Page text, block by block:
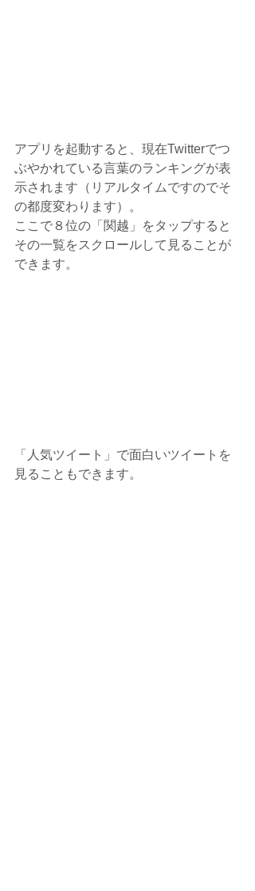
アプリを起動すると、現在Twitterでつ
ぶやかれている言葉のランキングが表
示されます（リアルタイムですのでそ
の都度変わります）。
ここで８位の「関越」をタップすると
その一覧をスクロールして見ることが
できます。
「人気ツイート」で面白いツイートを
見ることもできます。